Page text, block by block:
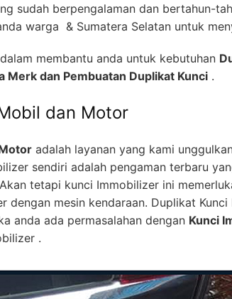
sudah berpengalaman dan bertahun-
warga & Sumatera Selatan untuk
membantu anda untuk kebutuhan
Merk dan Pembuatan Duplikat Kunci .
dan Motor
adalah layanan yang kami
sendiri adalah pengaman terbaru
tetapi kunci Immobilizer ini
dengan mesin kendaraan. Duplikat
anda ada permasalahan dengan Kunci
.